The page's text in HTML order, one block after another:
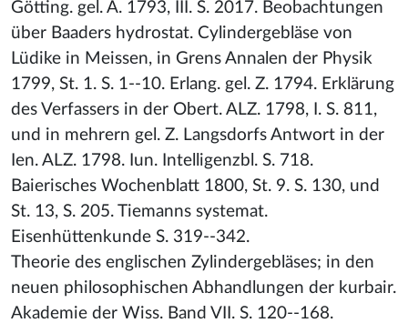
Götting. gel. A. 1793, III. S. 2017. Beobachtungen
über Baaders hydrostat. Cylindergebläse von
Lüdike in Meissen, in Grens Annalen der Physik
1799, St. 1. S. 1--10. Erlang. gel. Z. 1794. Erklärung
des Verfassers in der Obert. ALZ. 1798, I. S. 811,
und in mehrern gel. Z. Langsdorfs Antwort in der
Ien. ALZ. 1798. Iun. Intelligenzbl. S. 718.
Baierisches Wochenblatt 1800, St. 9. S. 130, und
St. 13, S. 205. Tiemanns systemat.
Eisenhüttenkunde S. 319--342.
Theorie des englischen Zylindergebläses; in den
neuen philosophischen Abhandlungen der kurbair.
Akademie der Wiss. Band VII. S. 120--168.